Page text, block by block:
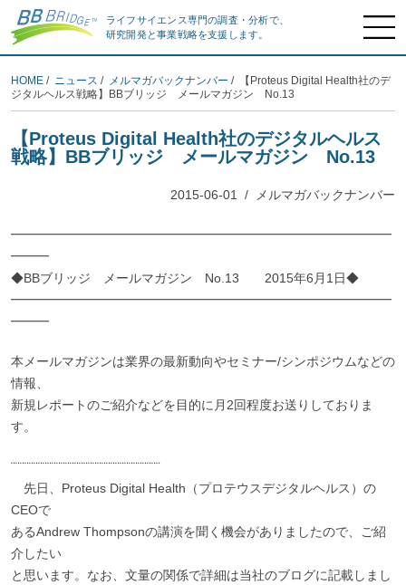
ライフサイエンス専門の調査・分析で、
研究開発と事業戦略を支援します。
HOME / ニュース / メルマガバックナンバー / 【Proteus Digital Health社のデ
ジタルヘルス戦略】BBブリッジ メールマガジン No.13
【Proteus Digital Health社のデジタルヘルス
戦略】BBブリッジ メールマガジン No.13
2015-06-01 / メルマガバックナンバー
━━━━━━━━━━━━━━━━━━━━━━━━━━━━━━
━━━
◆BBブリッジ メールマガジン No.13 2015年6月1日◆
━━━━━━━━━━━━━━━━━━━━━━━━━━━━━━
━━━
本メールマガジンは業界の最新動向やセミナー/シンポジウムなどの
情報、
新規レポートのご紹介などを目的に月2回程度お送りしておりま
す。
¨¨¨¨¨¨¨¨¨¨¨¨¨¨¨¨¨¨¨¨¨¨¨¨¨¨¨¨¨¨¨¨¨
先日、Proteus Digital Health（プロテウスデジタルヘルス）の
CEOで
あるAndrew Thompsonの講演を聞く機会がありましたので、ご紹
介したい
と思います。なお、文量の関係で詳細は当社のブログに記載しまし